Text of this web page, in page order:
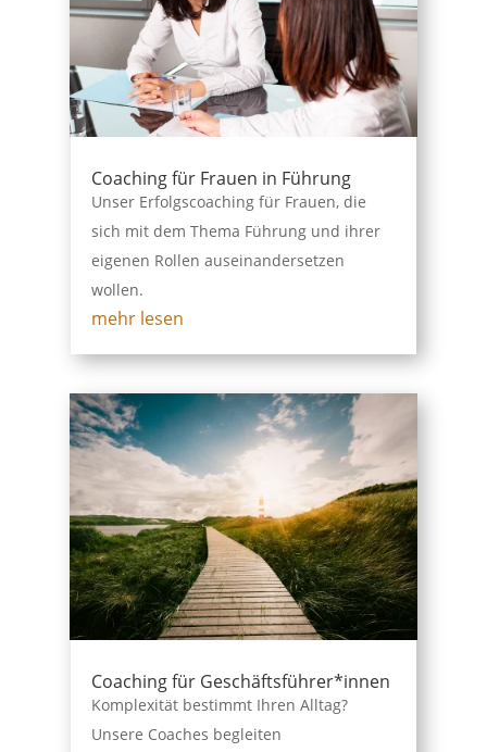
Coaching für Frauen in Führung
Unser Erfolgscoaching für Frauen, die
sich mit dem Thema Führung und ihrer
eigenen Rollen auseinandersetzen
wollen.
mehr lesen
Coaching für Geschäftsführer*innen
Komplexität bestimmt Ihren Alltag?
Unsere Coaches begleiten